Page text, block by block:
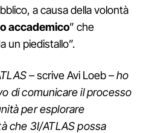
a causa della volontà
accademico” che
un piedistallo”.
– scrive Avi Loeb –ho
di comunicare il processo
per esplorare
che 3I/ATLAS possa